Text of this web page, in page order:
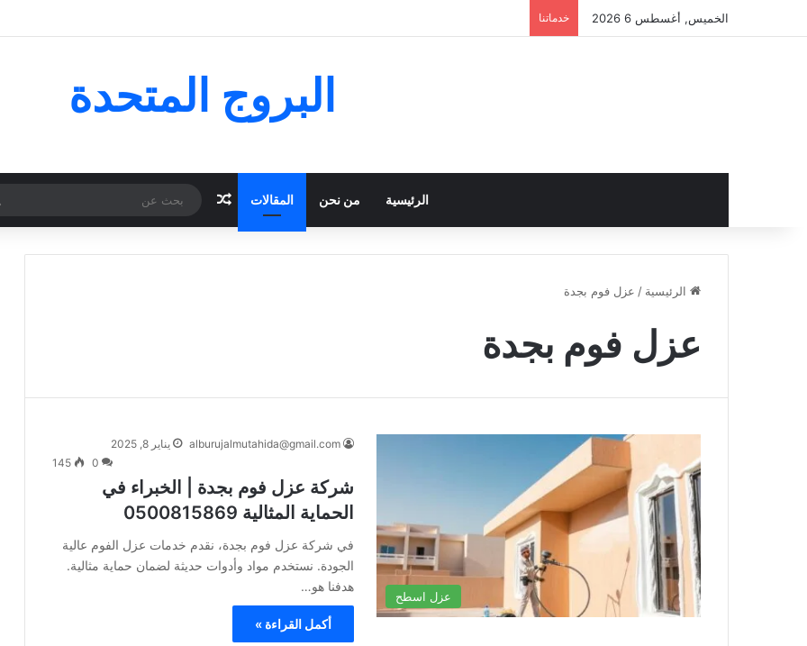
الخميس, أغسطس 6 2026 خدماتنا
البروج المتحدة
الرئيسية من نحن المقالات مقال عشوائي
الرئيسية / عزل فوم بجدة
عزل فوم بجدة
عزل اسطح
alburujalmutahida@gmail.com
يناير 8, 2025
0
145
شركة عزل فوم بجدة | الخبراء في
الحماية المثالية 0500815869
في شركة عزل فوم بجدة، نقدم خدمات عزل الفوم عالية
الجودة. نستخدم مواد وأدوات حديثة لضمان حماية مثالية.
هدفنا هو…
أكمل القراءة »